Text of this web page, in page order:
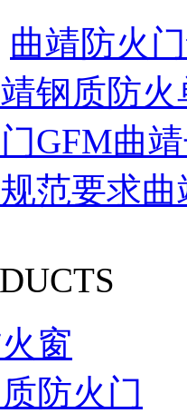
曲靖防火
钢质防
GFM曲
范要求曲
窗
防火门